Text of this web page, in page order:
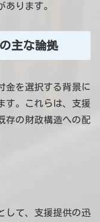
あります。
主な論拠
金を選択する背景に
す。これらは、支援
存の財政構造への配
して、支援提供の迅